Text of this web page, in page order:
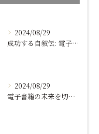
2024/08/29
成功する自叙伝: 電子書籍ブランディングの新しい視点
2024/08/29
電子書籍の未来を切り開く！効果的なブランディングとリスト取りの技術